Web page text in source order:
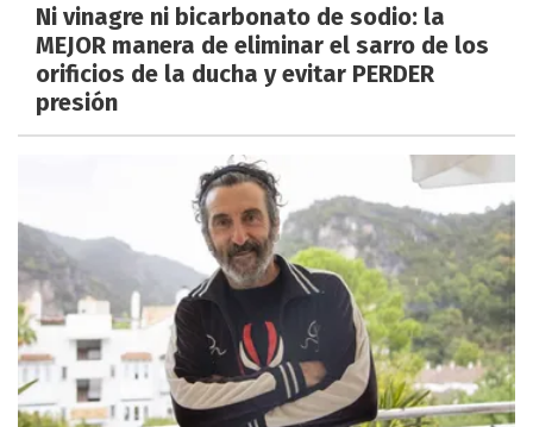
Ni vinagre ni bicarbonato de sodio: la
MEJOR manera de eliminar el sarro de los
orificios de la ducha y evitar PERDER
presión